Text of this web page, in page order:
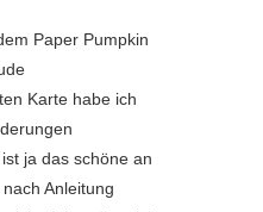
Karte habe ich
ja das schöne an
Anleitung